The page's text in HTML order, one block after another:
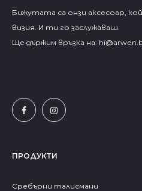
Бижутата са онзи аксесоар,
визия. И ти го заслужаваш.
Ще държим връзка на:
ПРОДУКТИ
Сребърни талисмани